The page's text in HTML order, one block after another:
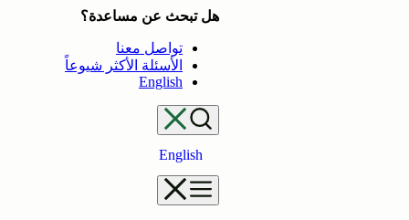
هل تبحث عن مساعدة؟
تواصل معنا
الأسئلة الأكثر شيوعاً
English
English